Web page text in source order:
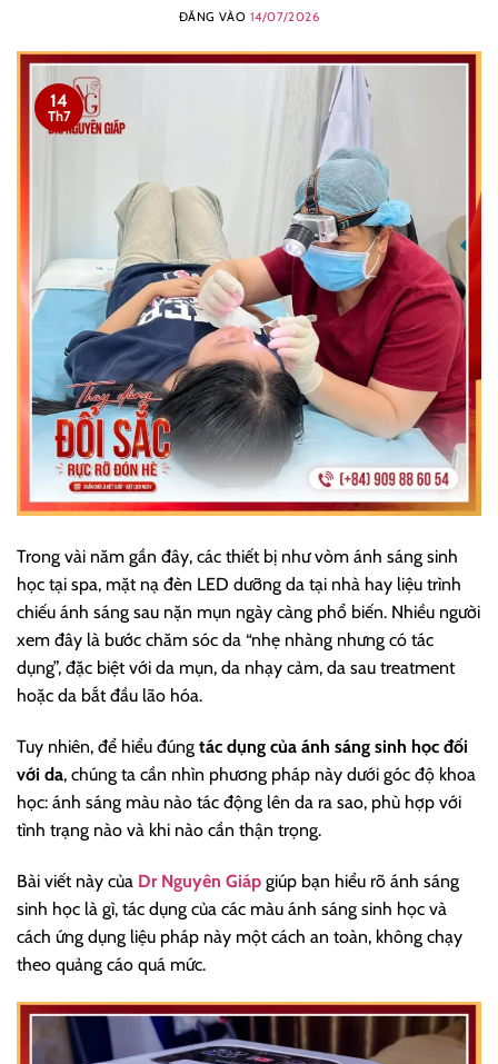
ĐĂNG VÀO 14/07/2026
14
Th7
Trong vài năm gần đây, các thiết bị như vòm ánh sáng sinh
học tại spa, mặt nạ đèn LED dưỡng da tại nhà hay liệu trình
chiếu ánh sáng sau nặn mụn ngày càng phổ biến. Nhiều người
xem đây là bước chăm sóc da “nhẹ nhàng nhưng có tác
dụng”, đặc biệt với da mụn, da nhạy cảm, da sau treatment
hoặc da bắt đầu lão hóa.
Tuy nhiên, để hiểu đúng tác dụng của ánh sáng sinh học đối
với da, chúng ta cần nhìn phương pháp này dưới góc độ khoa
học: ánh sáng màu nào tác động lên da ra sao, phù hợp với
tình trạng nào và khi nào cần thận trọng.
Bài viết này của Dr Nguyên Giáp giúp bạn hiểu rõ ánh sáng
sinh học là gì, tác dụng của các màu ánh sáng sinh học và
cách ứng dụng liệu pháp này một cách an toàn, không chạy
theo quảng cáo quá mức.